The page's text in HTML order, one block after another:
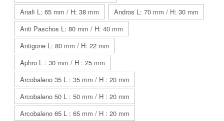
Anafi L: 65 mm / H: 38 mm
Andros L: 70 mm / H: 30 mm
Anti Paschos L: 80 mm / H: 40 mm
Antigone L: 80 mm / H: 22 mm
Aphro L : 30 mm / H : 25 mm
Arcobaleno 35 L : 35 mm / H : 20 mm
Arcobaleno 50 L : 50 mm / H : 20 mm
Arcobaleno 65 L : 65 mm / H : 20 mm